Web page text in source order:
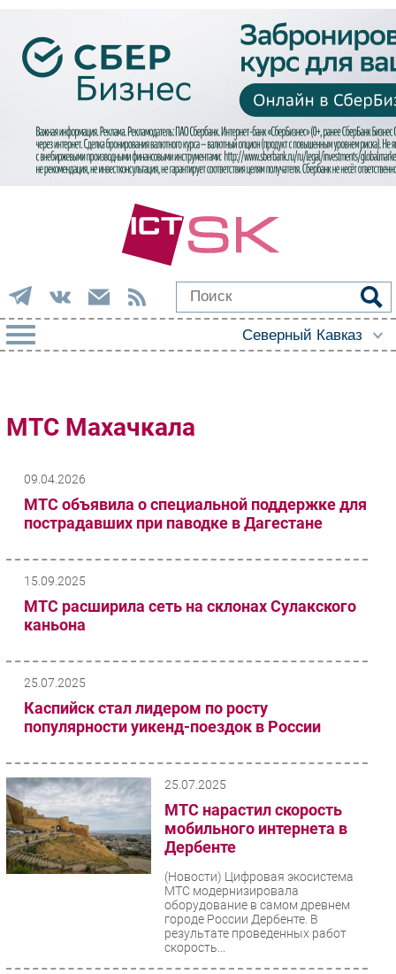
Импорто­замещение
Мобильная связь
Фиксированная связь
Торговые сети
Кадры
Финансы
Web
Безопасность
Инновации
CIO/Управление ИТ
РАЗДЕЛЫ
МТС Махачкала
09.04.2026
МТС объявила о специальной поддержке для
пострадавших при паводке в Дагестане
15.09.2025
МТС расширила сеть на склонах Сулакского
каньона
25.07.2025
Каспийск стал лидером по росту
популярности уикенд-поездок в России
25.07.2025
МТС нарастил скорость
мобильного интернета в
Дербенте
(Новости) Цифровая экосистема
МТС модернизировала
оборудование в самом древнем
городе России Дербенте. В
результате проведенных работ
скорость...